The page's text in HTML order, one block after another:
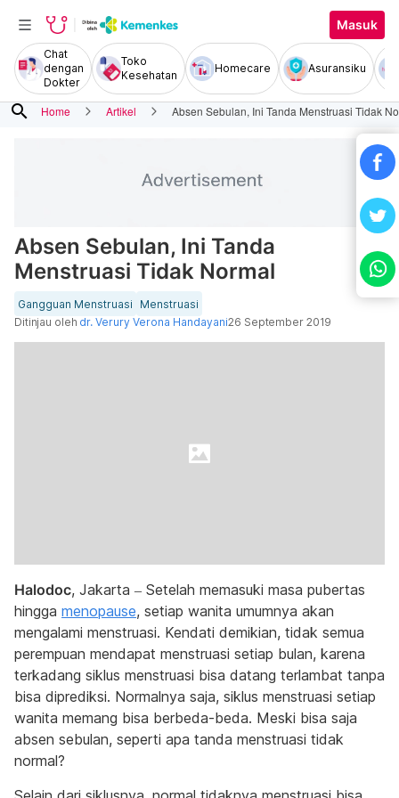
Masuk
Chat
dengan
Dokter
Toko
Kesehatan
Homecare Asuransiku
search Home Artikel Absen Sebulan, Ini Tanda Menstruasi Tidak
Absen Sebulan, Ini Tanda
Menstruasi Tidak Normal
Gangguan Menstruasi
Menstruasi
Ditinjau oleh dr. Verury Verona Handayani26 September 2019
Halodoc, Jakarta – Setelah memasuki masa pubertas
hingga menopause, setiap wanita umumnya akan
mengalami menstruasi. Kendati demikian, tidak semua
perempuan mendapat menstruasi setiap bulan, karena
terkadang siklus menstruasi bisa datang terlambat tanpa
bisa diprediksi. Normalnya saja, siklus menstruasi setiap
wanita memang bisa berbeda-beda. Meski bisa saja
absen sebulan, seperti apa tanda menstruasi tidak
normal?